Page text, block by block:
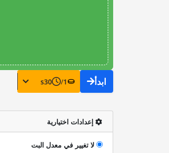
ابدأ 1
/
30
s
إعدادات اختيارية
لا تغيير في معدل البت